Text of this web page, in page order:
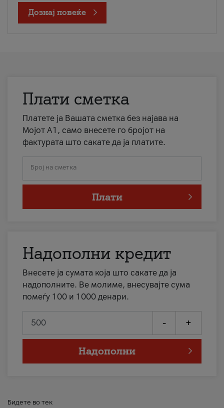
Дознај повеќе
Плати сметка
Платете ја Вашата сметка без најава на
Мојот А1, само внесете го бројот на
фактурата што сакате да ја платите.
Број на сметка
Плати
Надополни кредит
Внесете ја сумата која што сакате да ја
надополните. Ве молиме, внесувајте сума
помеѓу 100 и 1000 денари.
- +
Надополни
Бидете во тек